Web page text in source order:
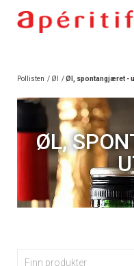
Pollisten / Øl /Øl, spontangjæret -
ØL,